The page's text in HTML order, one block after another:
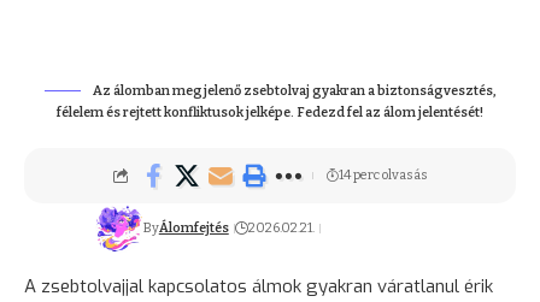
Az álomban megjelenő zsebtolvaj gyakran a biztonságvesztés,
félelem és rejtett konfliktusok jelképe. Fedezd fel az álom jelentését!
ByÁlomfejtés 2026.02.21.
14 perc olvasás
A zsebtolvajjal kapcsolatos álmok gyakran váratlanul érik